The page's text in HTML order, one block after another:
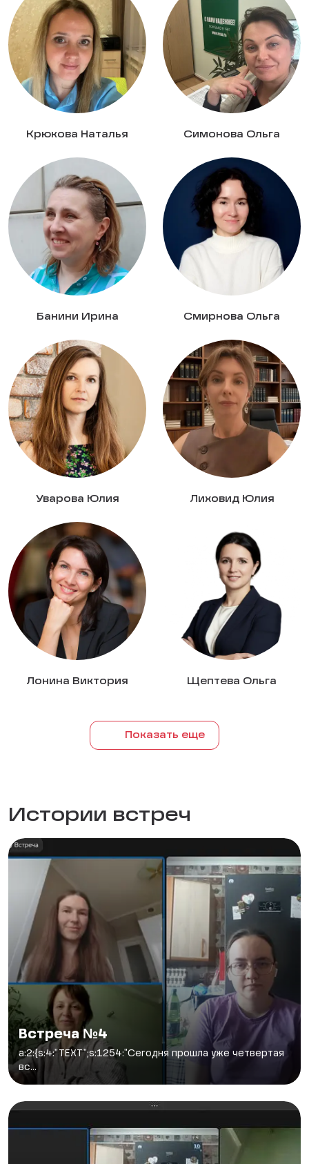
Крюкова Наталья Симонова Ольга
Банини Ирина Смирнова Ольга
Уварова Юлия Лиховид Юлия
Лонина Виктория Щептева Ольга
Показать еще
Истории встреч
Встреча №4
a:2:{s:4:"TEXT";s:1254:"Сегодня прошла уже четвертая
вс...